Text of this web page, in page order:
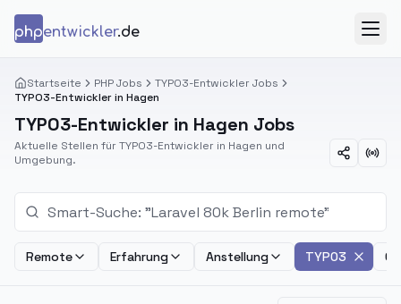
phpentwickler.de
Startseite PHP Jobs
TYPO3-Entwickler Jobs
TYPO3-Entwickler in Hagen
TYPO3-Entwickler in Hagen Jobs
Aktuelle Stellen für TYPO3-Entwickler in Hagen und
Umgebung.
Remote Erfahrung Anstellung TYPO3